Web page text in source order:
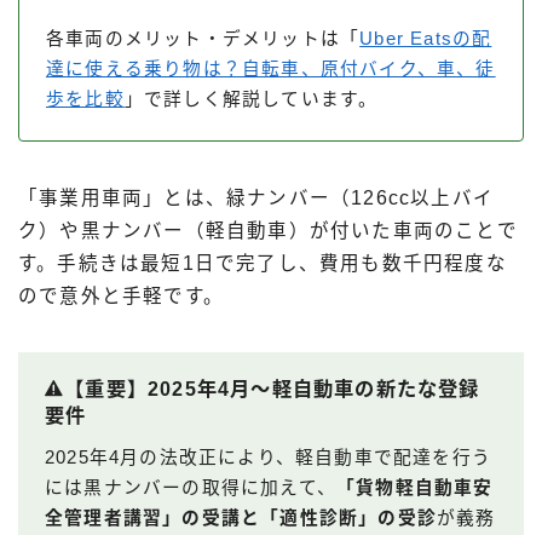
各車両のメリット・デメリットは「 Uber Eatsの配
達に使える乗り物は？自転車、原付バイク、車、徒
歩を比較 」で詳しく解説しています。
「事業用車両」とは、緑ナンバー（126cc以上バイ
ク）や黒ナンバー（軽自動車）が付いた車両のことで
す。手続きは最短1日で完了し、費用も数千円程度な
ので意外と手軽です。
【重要】2025年4月〜軽自動車の新たな登録
要件
2025年4月の法改正により、軽自動車で配達を行う
には黒ナンバーの取得に加えて、
「貨物軽自動車安
全管理者講習」の受講と「適性診断」の受診が義務